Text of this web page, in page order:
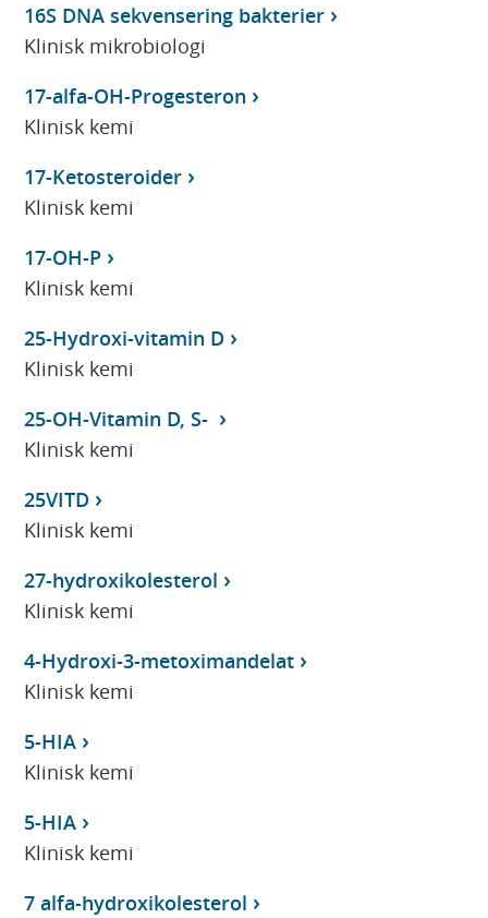
16S DNA sekvensering bakterier
Klinisk mikrobiologi
17-alfa-OH-Progesteron
Klinisk kemi
17-Ketosteroider
Klinisk kemi
17-OH-P
Klinisk kemi
25-Hydroxi-vitamin D
Klinisk kemi
25-OH-Vitamin D, S-
Klinisk kemi
25VITD
Klinisk kemi
27-hydroxikolesterol
Klinisk kemi
4-Hydroxi-3-metoximandelat
Klinisk kemi
5-HIA
Klinisk kemi
5-HIA
Klinisk kemi
7 alfa-hydroxikolesterol